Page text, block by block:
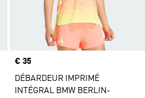
Prix
€ 35
DÉBARDEUR IMPRIMÉ
INTÉGRAL BMW BERLIN-